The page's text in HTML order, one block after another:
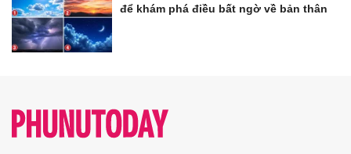
để khám phá điều bất ngờ về bản thân